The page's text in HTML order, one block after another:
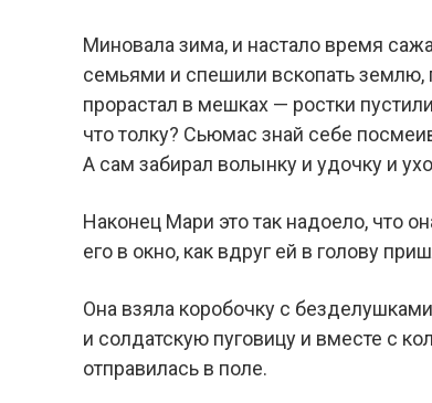
Миновала зима, и настало время
семьями и спешили вскопать землю,
прорастал в мешках — ростки
что толку? Сьюмас знай себе
А сам забирал волынку и удочку и
Наконец Мари это так надоело, что
его в окно, как вдруг ей в голову
Она взяла коробочку с
и солдатскую пуговицу и вместе с
отправилась в поле.